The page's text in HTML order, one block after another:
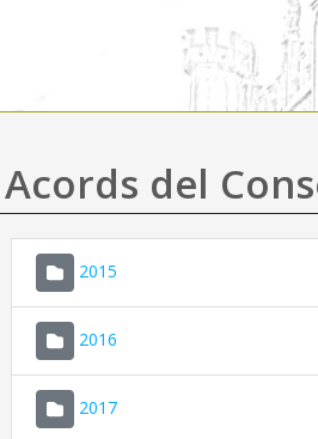
Acords del
2015
2016
2017